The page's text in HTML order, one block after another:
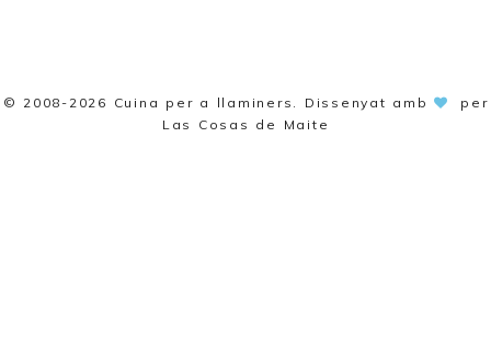
© 2008-2026 Cuina per a llaminers . Dissenyat amb
per
Las Cosas de Maite